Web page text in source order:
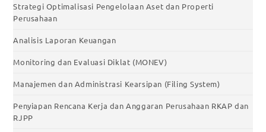
Strategi Optimalisasi Pengelolaan Aset dan Properti
Perusahaan
Analisis Laporan Keuangan
Monitoring dan Evaluasi Diklat (MONEV)
Manajemen dan Administrasi Kearsipan (Filing System)
Penyiapan Rencana Kerja dan Anggaran Perusahaan RKAP dan
RJPP